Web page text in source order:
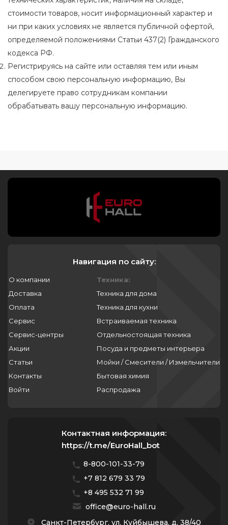
стоимости товаров, носит информационный характер и
ни при каких условиях не является публичной офертой,
определяемой положениями Статьи 437(2) Гражданского
кодекса РФ.
Регистрируясь на сайте или оставляя тем или иным
способом свою персональную информацию, Вы
делегируете право сотрудникам компании
обрабатывать вашу персональную информацию.
Навигация по сайту:
О компании
Доставка
Оплата
Сервис
Сервис-центры
Акции
Статьи
Контакты
Войти
Техника:
Техника для дома
Техника для кухни
Встраиваемая техника
Отдельностоящая техника
Посуда и предметы интерьера
Мойки / Смесители / Измельчители
Бытовая химия
Распродажа
Контактная информация:
https://t.me/EuroHall_bot
8-800-101-33-79
+7 812 679 33 79
+8 495 532 71 99
office@euro-hall.ru
Санкт-Петербург, ул. Куйбышева, д. 38/40